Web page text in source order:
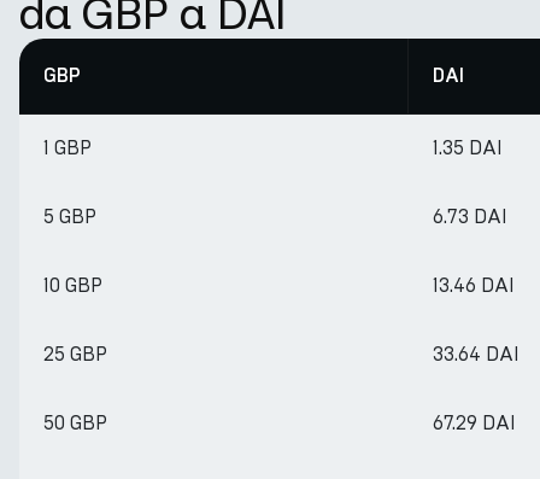
da GBP a DAI
GBP DAI
1 GBP 1.35 DAI
5 GBP 6.73 DAI
10 GBP 13.46 DAI
25 GBP 33.64 DAI
50 GBP 67.29 DAI